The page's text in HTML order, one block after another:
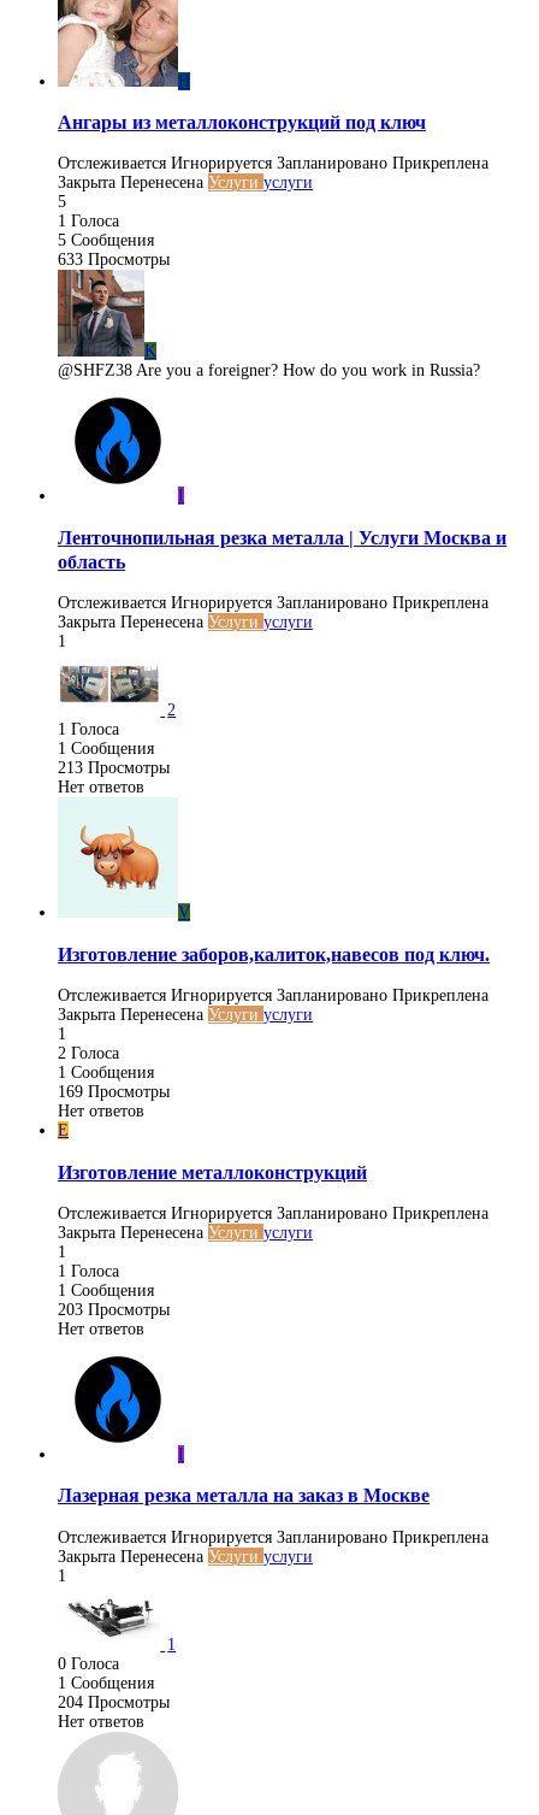
Н
Ангары из металлоконструкций под ключ
Отслеживается Игнорируется Запланировано Прикреплена
Закрыта Перенесена Услуги услуги
5
1 Голоса
5 Сообщения
633 Просмотры
K
@SHFZ38 Are you a foreigner? How do you work in Russia?
I
Ленточнопильная резка металла | Услуги Москва и
область
Отслеживается Игнорируется Запланировано Прикреплена
Закрыта Перенесена Услуги услуги
1
2
1 Голоса
1 Сообщения
213 Просмотры
Нет ответов
V
Изготовление заборов,калиток,навесов под ключ.
Отслеживается Игнорируется Запланировано Прикреплена
Закрыта Перенесена Услуги услуги
1
2 Голоса
1 Сообщения
169 Просмотры
Нет ответов
Е
Изготовление металлоконструкций
Отслеживается Игнорируется Запланировано Прикреплена
Закрыта Перенесена Услуги услуги
1
1 Голоса
1 Сообщения
203 Просмотры
Нет ответов
I
Лазерная резка металла на заказ в Москве
Отслеживается Игнорируется Запланировано Прикреплена
Закрыта Перенесена Услуги услуги
1
1
0 Голоса
1 Сообщения
204 Просмотры
Нет ответов